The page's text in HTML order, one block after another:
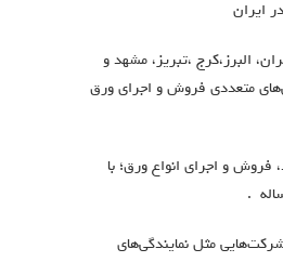
ایران
البرز،كرج ،تبریز، مشهد و
متعددی فروش و اجرای ورق
فروش و اجرای انواع ورق؛ با
مثل نمایندگی‌های